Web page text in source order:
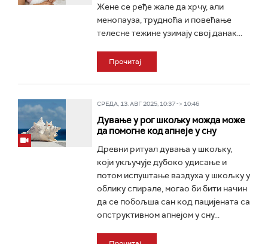
Жене се ређе жале да хрчу, али
менопауза, трудноћа и повећање
телесне тежине узимају свој данак...
Прочитај
СРЕДА, 13. АВГ 2025, 10:37 -> 10:46
Дување у рог шкољку можда може
да помогне код апнеје у сну
Древни ритуал дувања у шкољку,
који укључује дубоко удисање и
потом испуштање ваздуха у шкољку у
облику спирале, могао би бити начин
да се побољша сан код пацијената са
опструктивном апнејом у сну...